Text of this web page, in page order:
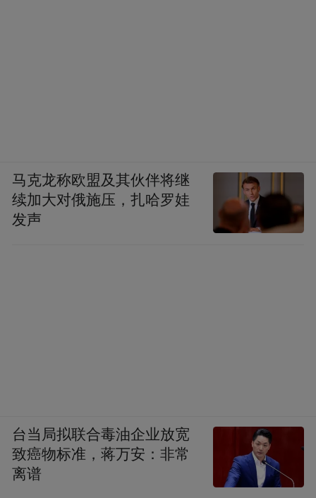
马克龙称欧盟及其伙伴将继
续加大对俄施压，扎哈罗娃
发声
台当局拟联合毒油企业放宽
致癌物标准，蒋万安：非常
离谱